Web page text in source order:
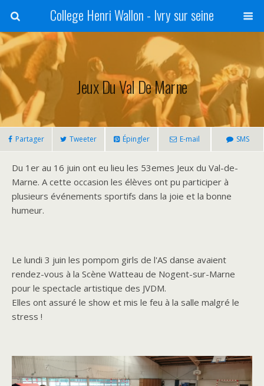
College Henri Wallon - Ivry sur seine
Jeux Du Val De Marne
Partager Tweeter Épingler E-mail SMS
Du 1er au 16 juin ont eu lieu les 53emes Jeux du Val-de-
Marne. A cette occasion les élèves ont pu participer à
plusieurs événements sportifs dans la joie et la bonne
humeur.
Le lundi 3 juin les pompom girls de l'AS danse avaient
rendez-vous à la Scène Watteau de Nogent-sur-Marne
pour le spectacle artistique des JVDM.
Elles ont assuré le show et mis le feu à la salle malgré le
stress !